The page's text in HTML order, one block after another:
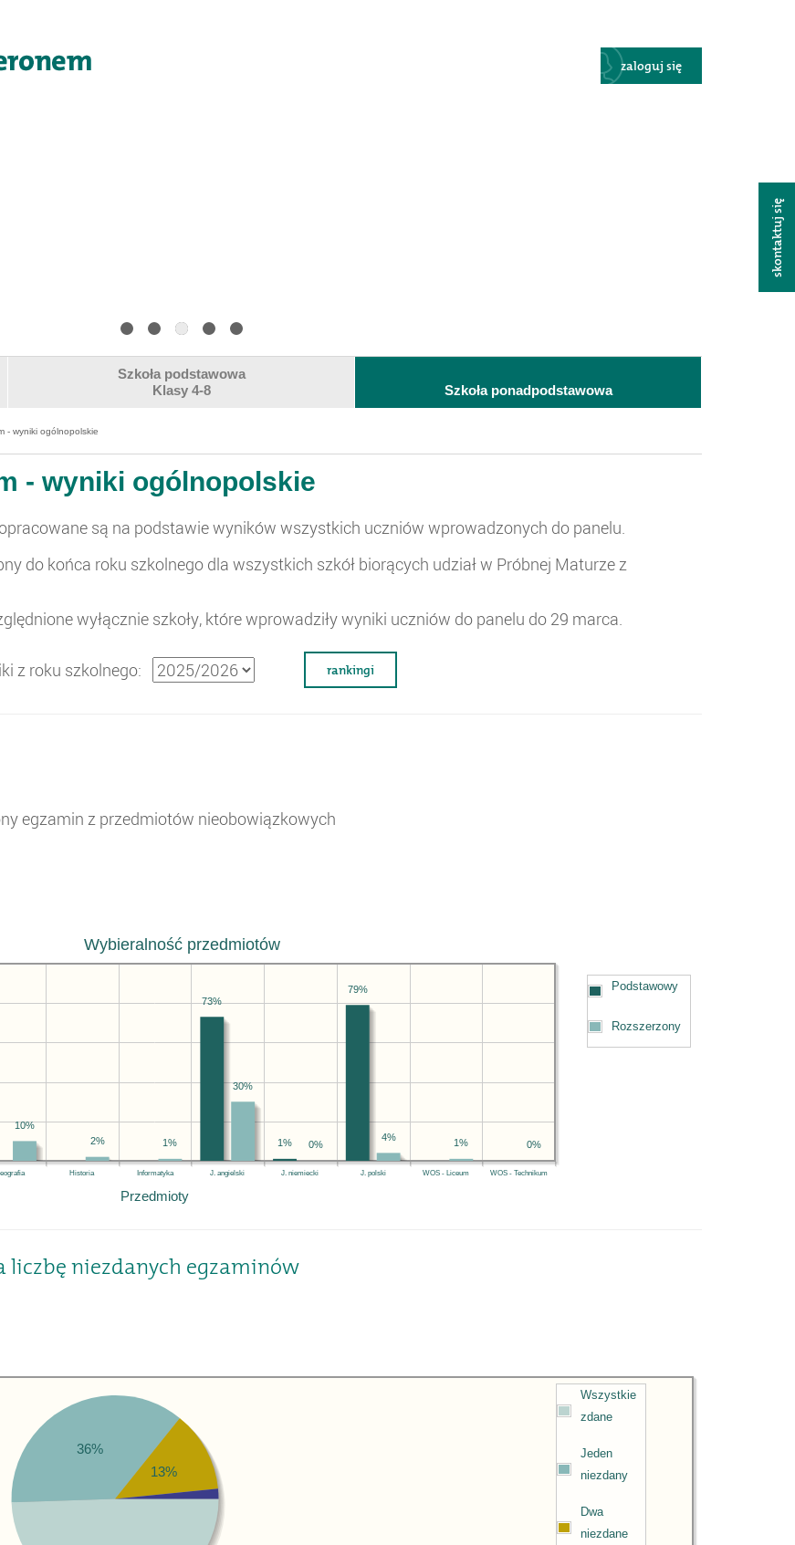
zaloguj się
Szkoła podstawowa
Klasy 4-8
Szkoła ponadpodstawowa
- wyniki ogólnopolskie
- wyniki ogólnopolskie
są na podstawie wyników wszystkich uczniów wprowadzonych do panelu.
do końca roku szkolnego dla wszystkich szkół biorących udział w Próbnej Maturze z
wyłącznie szkoły, które wprowadziły wyniki uczniów do panelu do 29 marca.
z roku szkolnego: rankingi
egzamin z przedmiotów nieobowiązkowych
Wybieralność przedmiotów
Przedmioty
Historia Informatyka J. angielski J. niemiecki J. polski WOS - Liceum WOS - Technikum
79%
1%
73%
Podstawowy
Rozszerzony
0%
1%
4%
0%
30%
1%
2%
10%
liczbę niezdanych egzaminów
Wszystkie
zdane
Jeden
niezdany
Dwa
niezdane
36%
13%
skontaktuj się